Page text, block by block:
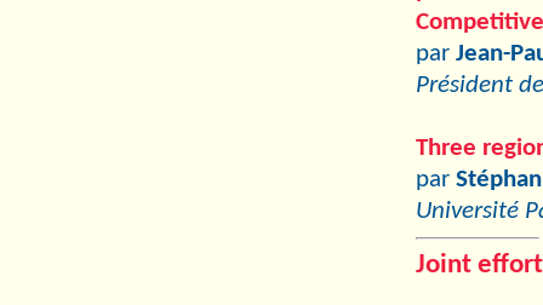
par Jean-
Président
Three
par
Université
Joint